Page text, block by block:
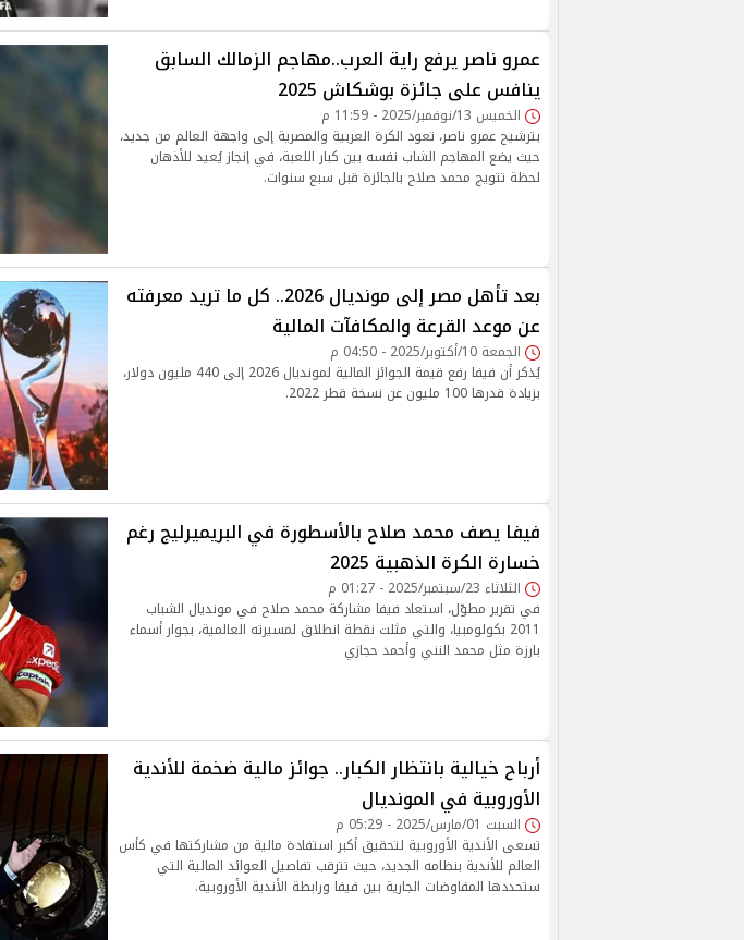
عمرو ناصر يرفع راية العرب..مهاجم الزمالك السابق
ينافس على جائزة بوشكاش 2025
الخميس 13/نوفمبر/2025 - 11:59 م
بترشيح عمرو ناصر، تعود الكرة العربية والمصرية إلى واجهة العالم من جديد،
حيث يضع المهاجم الشاب نفسه بين كبار اللعبة، في إنجاز يُعيد للأذهان
لحظة تتويج محمد صلاح بالجائزة قبل سبع سنوات.
بعد تأهل مصر إلى مونديال 2026.. كل ما تريد معرفته
عن موعد القرعة والمكافآت المالية
الجمعة 10/أكتوبر/2025 - 04:50 م
يُذكر أن فيفا رفع قيمة الجوائز المالية لمونديال 2026 إلى 440 مليون دولار،
بزيادة قدرها 100 مليون عن نسخة قطر 2022.
فيفا يصف محمد صلاح بالأسطورة في البريميرليج رغم
خسارة الكرة الذهبية 2025
الثلاثاء 23/سبتمبر/2025 - 01:27 م
في تقرير مطوّل، استعاد فيفا مشاركة محمد صلاح في مونديال الشباب
2011 بكولومبيا، والتي مثلت نقطة انطلاق لمسيرته العالمية، بجوار أسماء
بارزة مثل محمد النني وأحمد حجازي
أرباح خيالية بانتظار الكبار.. جوائز مالية ضخمة للأندية
الأوروبية في المونديال
السبت 01/مارس/2025 - 05:29 م
تسعى الأندية الأوروبية لتحقيق أكبر استفادة مالية من مشاركتها في كأس
العالم للأندية بنظامه الجديد، حيث تترقب تفاصيل العوائد المالية التي
ستحددها المفاوضات الجارية بين فيفا ورابطة الأندية الأوروبية.